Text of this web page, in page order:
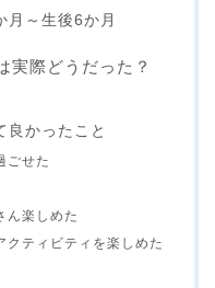
月～生後6か月
実際どうだった？
良かったこと
ごせた
ん楽しめた
クティビティを楽しめた